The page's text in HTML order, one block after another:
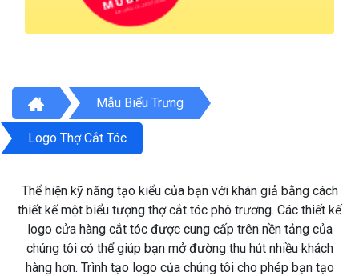
Mẫu Biểu Trưng
Logo Thợ Cắt Tóc
Thể hiện kỹ năng tạo kiểu của bạn với khán giả bằng cách
thiết kế một biểu tượng thợ cắt tóc phô trương. Các thiết kế
logo cửa hàng cắt tóc được cung cấp trên nền tảng của
chúng tôi có thể giúp bạn mở đường thu hút nhiều khách
hàng hơn. Trình tạo logo của chúng tôi cho phép bạn tạo